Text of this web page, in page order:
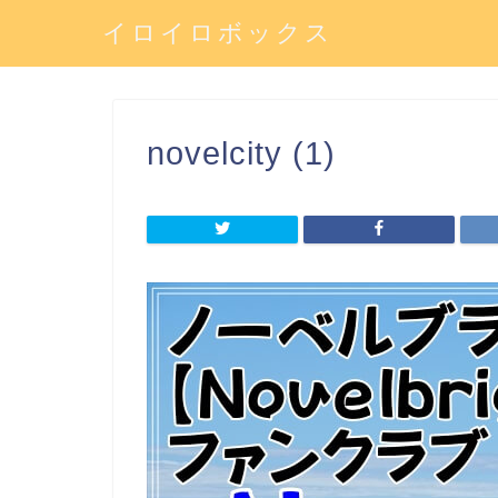
イロイロボックス
novelcity (1)